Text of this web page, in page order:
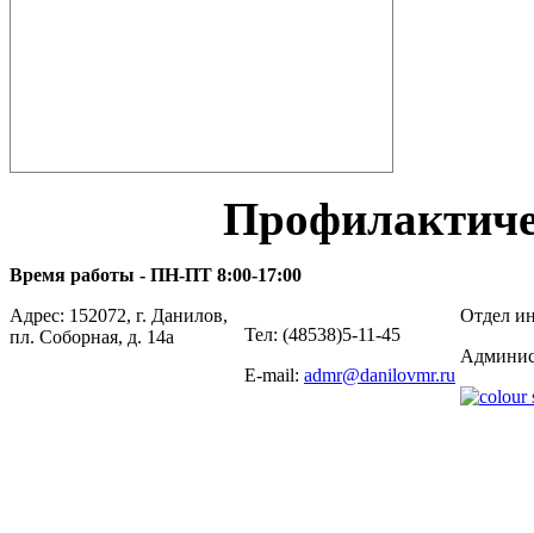
Время работы - ПН-ПТ 8:00-17:00
Адрес: 152072, г. Данилов,
пл. Соборная, д. 14а
Тел: (48538)5-11-45
E-mail: admr@danilovmr.ru
Отдел